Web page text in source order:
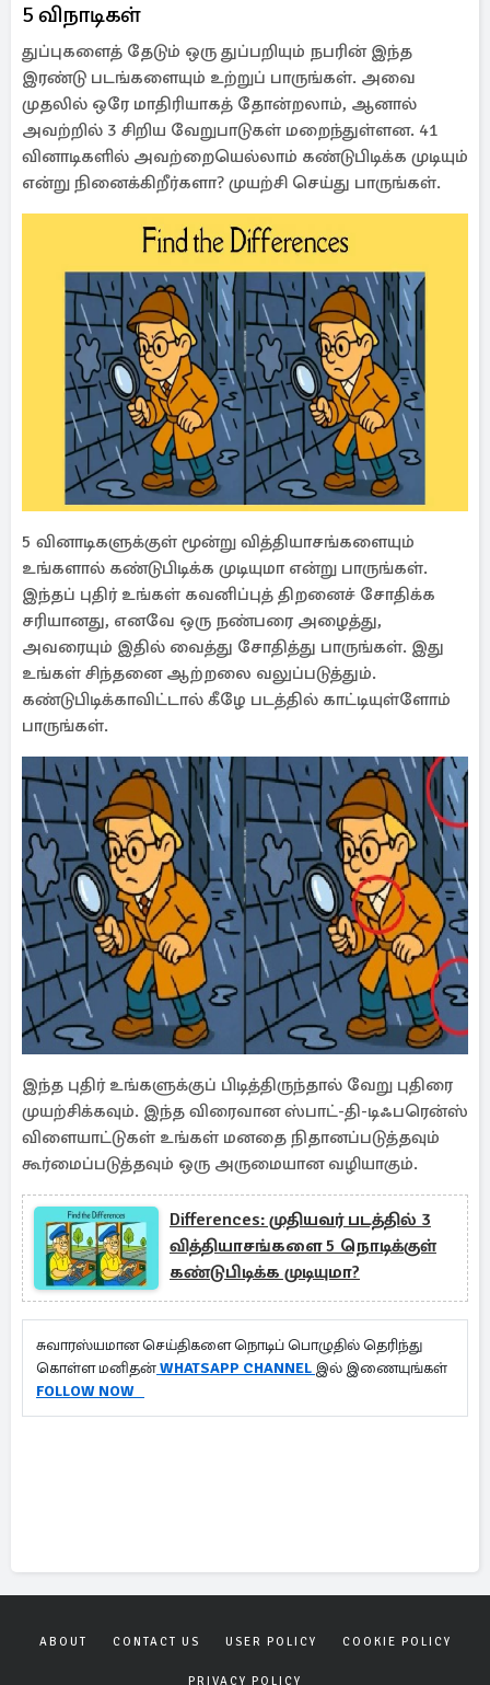
5 விநாடிகள்
துப்புகளைத் தேடும் ஒரு துப்பறியும் நபரின் இந்த
இரண்டு படங்களையும் உற்றுப் பாருங்கள். அவை
முதலில் ஒரே மாதிரியாகத் தோன்றலாம், ஆனால்
அவற்றில் 3 சிறிய வேறுபாடுகள் மறைந்துள்ளன. 41
வினாடிகளில் அவற்றையெல்லாம் கண்டுபிடிக்க முடியும்
என்று நினைக்கிறீர்களா? முயற்சி செய்து பாருங்கள்.
5 வினாடிகளுக்குள் மூன்று வித்தியாசங்களையும்
உங்களால் கண்டுபிடிக்க முடியுமா என்று பாருங்கள்.
இந்தப் புதிர் உங்கள் கவனிப்புத் திறனைச் சோதிக்க
சரியானது, எனவே ஒரு நண்பரை அழைத்து,
அவரையும் இதில் வைத்து சோதித்து பாருங்கள். இது
உங்கள் சிந்தனை ஆற்றலை வலுப்படுத்தும்.
கண்டுபிடிக்காவிட்டால் கீழே படத்தில் காட்டியுள்ளோம்
பாருங்கள்.
இந்த புதிர் உங்களுக்குப் பிடித்திருந்தால் வேறு புதிரை
முயற்சிக்கவும். இந்த விரைவான ஸ்பாட்-தி-டிஃபரென்ஸ்
விளையாட்டுகள் உங்கள் மனதை நிதானப்படுத்தவும்
கூர்மைப்படுத்தவும் ஒரு அருமையான வழியாகும்.
Differences: முதியவர் படத்தில் 3
வித்தியாசங்களை 5 நொடிக்குள்
கண்டுபிடிக்க முடியுமா?
சுவாரஸ்யமான செய்திகளை நொடிப் பொழுதில் தெரிந்து
கொள்ள மனிதன்WHATSAPP CHANNEL இல் இணையுங்கள்
FOLLOW NOW
ABOUT CONTACT US USER POLICY COOKIE POLICY
PRIVACY POLICY